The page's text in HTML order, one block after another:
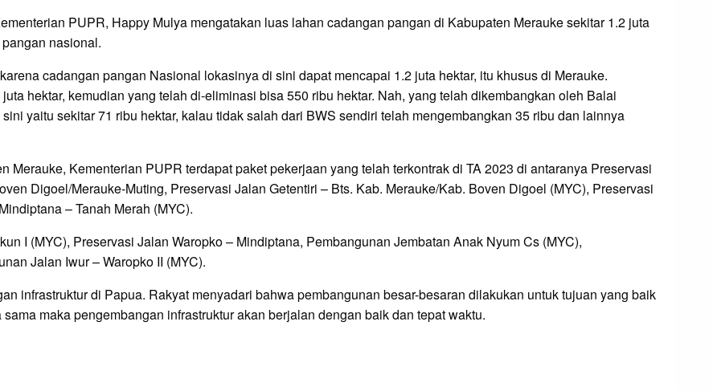
PUPR, Happy Mulya mengatakan luas lahan cadangan pangan di Kabupaten Merauke sekitar 1.2 juta
nasional.
cadangan pangan Nasional lokasinya di sini dapat mencapai 1.2 juta hektar, itu khusus di Merauke.
hektar, kemudian yang telah di-eliminasi bisa 550 ribu hektar. Nah, yang telah dikembangkan oleh Balai
yaitu sekitar 71 ribu hektar, kalau tidak salah dari BWS sendiri telah mengembangkan 35 ribu dan lainnya
Merauke, Kementerian PUPR terdapat paket pekerjaan yang telah terkontrak di TA 2023 di antaranya Preservasi
Digoel/Merauke-Muting, Preservasi Jalan Getentiri – Bts. Kab. Merauke/Kab. Boven Digoel (MYC), Preservasi
– Tanah Merah (MYC).
I (MYC), Preservasi Jalan Waropko – Mindiptana, Pembangunan Jembatan Anak Nyum Cs (MYC),
Jalan Iwur – Waropko II (MYC).
infrastruktur di Papua. Rakyat menyadari bahwa pembangunan besar-besaran dilakukan untuk tujuan yang baik
maka pengembangan infrastruktur akan berjalan dengan baik dan tepat waktu.